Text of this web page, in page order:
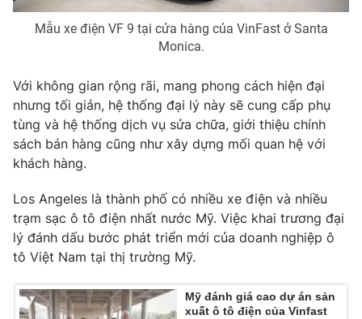
Thị trường
Lịch phát sóng
Emagazine Podcast
Photo Infographic
Video Shorts video
VTV Money VTV Thể thao
VTV Sức khoẻ Bất động sản
Mẫu xe điện VF 9 tại cửa hàng của VinFast ở Santa
Monica.
Với không gian rộng rãi, mang phong cách hiện đại
nhưng tối giản, hệ thống đại lý này sẽ cung cấp phụ
tùng và hệ thống dịch vụ sửa chữa, giới thiệu chính
sách bán hàng cũng như xây dựng mối quan hệ với
khách hàng.
Los Angeles là thành phố có nhiều xe điện và nhiều
trạm sạc ô tô điện nhất nước Mỹ. Việc khai trương đại
lý đánh dấu bước phát triển mới của doanh nghiệp ô
tô Việt Nam tại thị trường Mỹ.
Mỹ đánh giá cao dự án sản
xuất ô tô điện của Vinfast